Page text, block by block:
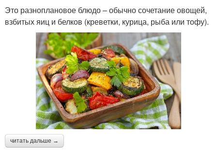
Это разноплановое блюдо – обычно сочетание овощей,
взбитых яиц и белков (креветки, курица, рыба или тофу).
читать дальше →